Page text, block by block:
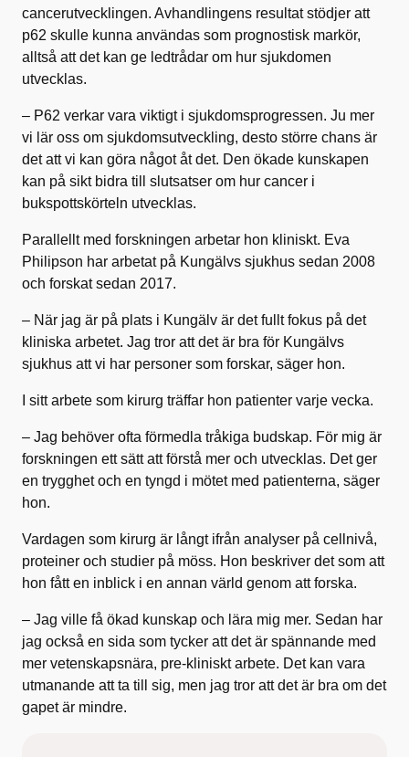
cancerutvecklingen. Avhandlingens resultat stödjer att
p62 skulle kunna användas som prognostisk markör,
alltså att det kan ge ledtrådar om hur sjukdomen
utvecklas.
– P62 verkar vara viktigt i sjukdomsprogressen. Ju mer
vi lär oss om sjukdomsutveckling, desto större chans är
det att vi kan göra något åt det. Den ökade kunskapen
kan på sikt bidra till slutsatser om hur cancer i
bukspottskörteln utvecklas.
Parallellt med forskningen arbetar hon kliniskt. Eva
Philipson har arbetat på Kungälvs sjukhus sedan 2008
och forskat sedan 2017.
– När jag är på plats i Kungälv är det fullt fokus på det
kliniska arbetet. Jag tror att det är bra för Kungälvs
sjukhus att vi har personer som forskar, säger hon.
I sitt arbete som kirurg träffar hon patienter varje vecka.
– Jag behöver ofta förmedla tråkiga budskap. För mig är
forskningen ett sätt att förstå mer och utvecklas. Det ger
en trygghet och en tyngd i mötet med patienterna, säger
hon.
Vardagen som kirurg är långt ifrån analyser på cellnivå,
proteiner och studier på möss. Hon beskriver det som att
hon fått en inblick i en annan värld genom att forska.
– Jag ville få ökad kunskap och lära mig mer. Sedan har
jag också en sida som tycker att det är spännande med
mer vetenskapsnära, pre-kliniskt arbete. Det kan vara
utmanande att ta till sig, men jag tror att det är bra om det
gapet är mindre.